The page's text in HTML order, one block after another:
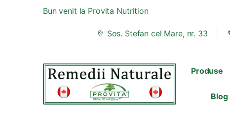
Bun venit la Provita Nutrition
Sos. Stefan cel Mare, nr. 33
Produse
Blog